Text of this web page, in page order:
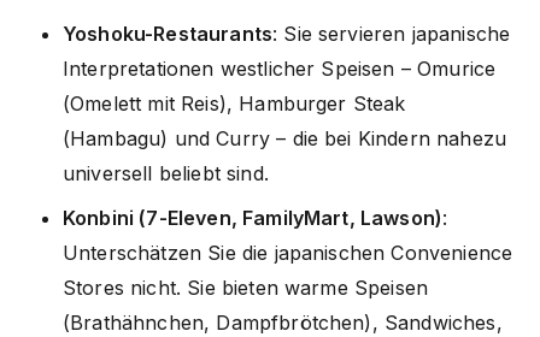
Yoshoku-Restaurants: Sie servieren japanische
Interpretationen westlicher Speisen – Omurice
(Omelett mit Reis), Hamburger Steak
(Hambagu) und Curry – die bei Kindern nahezu
universell beliebt sind.
Konbini (7-Eleven, FamilyMart, Lawson):
Unterschätzen Sie die japanischen Convenience
Stores nicht. Sie bieten warme Speisen
(Brathähnchen, Dampfbrötchen), Sandwiches,